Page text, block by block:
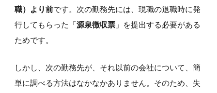
職）より前です。次の勤務先には、現職の退職時に発
行してもらった「源泉徴収票 」を提出する必要がある
ためです。
しかし、次の勤務先が、それ以前の会社について、簡
単に調べる方法はなかなかありません。そのため、失